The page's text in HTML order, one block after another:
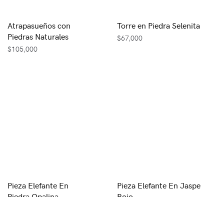
Atrapasueños con
Piedras Naturales
$105,000
Torre en Piedra Selenita
$67,000
Pieza Elefante En
Pieza Elefante En Jaspe